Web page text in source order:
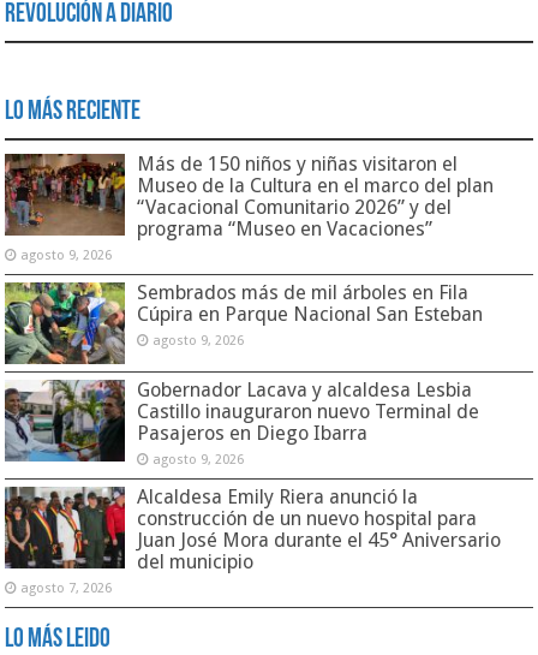
Revolución a Diario
Lo Más Reciente
Más de 150 niños y niñas visitaron el
Museo de la Cultura en el marco del plan
“Vacacional Comunitario 2026” y del
programa “Museo en Vacaciones”
agosto 9, 2026
Sembrados más de mil árboles en Fila
Cúpira en Parque Nacional San Esteban
agosto 9, 2026
Gobernador Lacava y alcaldesa Lesbia
Castillo inauguraron nuevo Terminal de
Pasajeros en Diego Ibarra
agosto 9, 2026
Alcaldesa Emily Riera anunció la
construcción de un nuevo hospital para
Juan José Mora durante el 45° Aniversario
del municipio
agosto 7, 2026
Lo Más Leido